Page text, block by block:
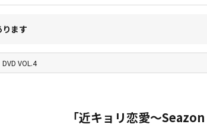
ます
VOL.4
「近キョリ恋愛～